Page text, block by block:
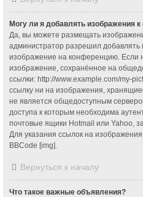
Могу ли я добавлять изображения
Да, вы можете размещать
администратор разрешил добавлять
изображение на конференцию. Если
изображение, сохранённое на
ссылки: http://www.example.com/my-
ссылку ни на изображения,
не является общедоступным
доступа к которым необходима
почтовые ящики Hotmail или Yahoo,
Для указания ссылок на
BBCode [img].
Вернуться к началу
Что такое важные объявления?